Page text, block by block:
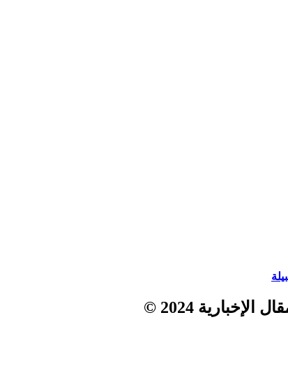
2024 ©